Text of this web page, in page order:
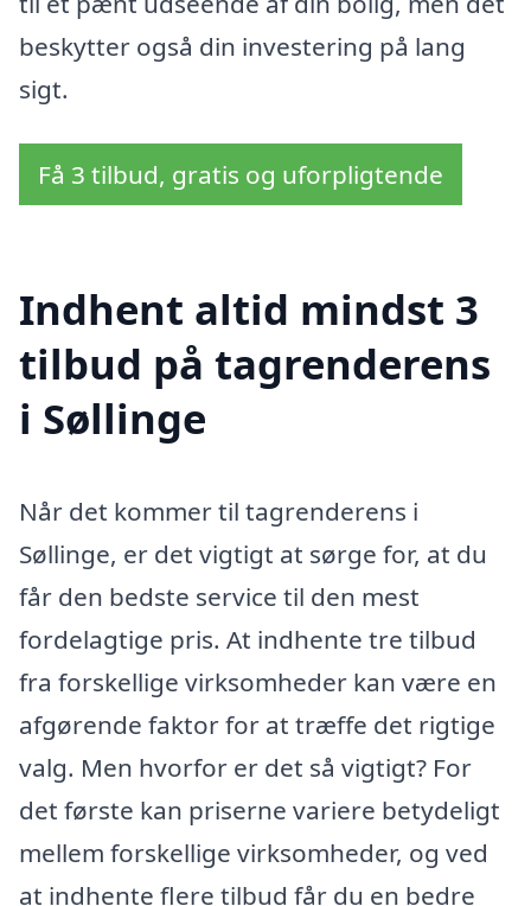
beskytter også din investering på lang
sigt.
Få 3 tilbud, gratis og uforpligtende
Indhent altid mindst 3
tilbud på tagrenderens
i Søllinge
Når det kommer til tagrenderens i
Søllinge, er det vigtigt at sørge for, at du
får den bedste service til den mest
fordelagtige pris. At indhente tre tilbud
fra forskellige virksomheder kan være en
afgørende faktor for at træffe det rigtige
valg. Men hvorfor er det så vigtigt? For
det første kan priserne variere betydeligt
mellem forskellige virksomheder, og ved
at indhente flere tilbud får du en bedre